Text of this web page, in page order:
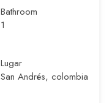
Llamar
Bathroom
1
Lugar
San Andrés, colombia